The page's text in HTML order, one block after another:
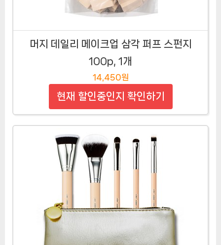
머지 데일리 메이크업 삼각 퍼프 스펀지
100p, 1개
14,450원
현재 할인중인지 확인하기